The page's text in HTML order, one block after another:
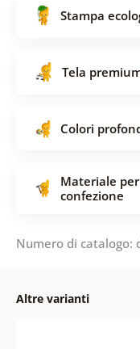
Stampa
Tela
Colori
Materiale
confezione
Numero di
Altre varianti